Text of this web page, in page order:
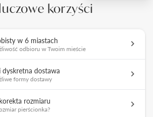
korzyści
w 6 miastach
odbioru w Twoim mieście
dyskretna dostawa
formy dostawy
rozmiaru
pierścionka?